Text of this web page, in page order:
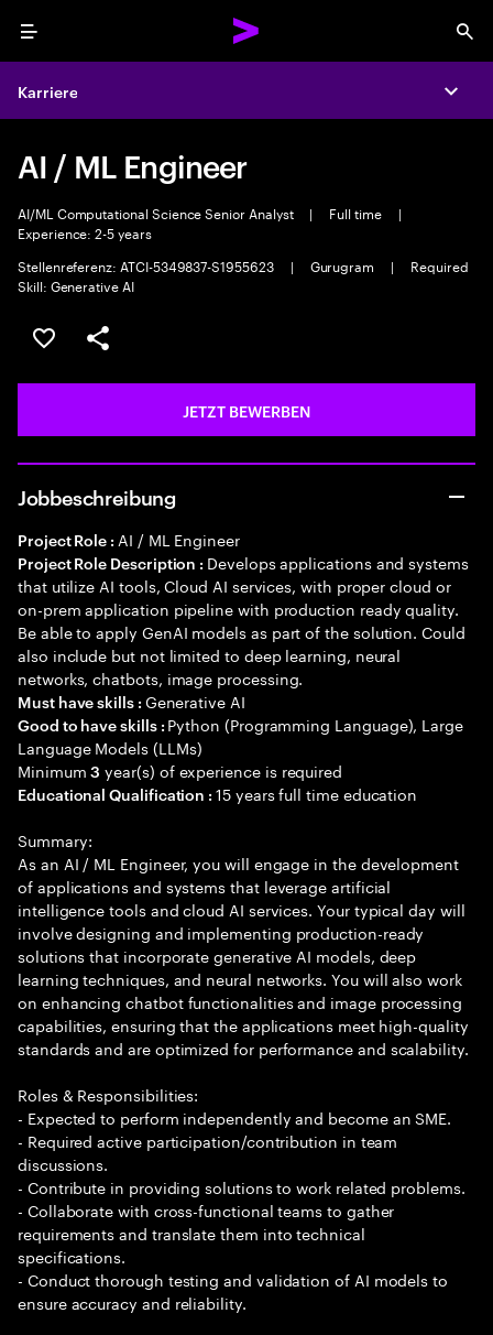
Menu
Karriere
AI / ML Engineer
AI/ML Computational Science Senior Analyst | Full time
|
Experience: 2-5 years
Stellenreferenz: ATCI-5349837-S1955623
| Gurugram |
Required
Skill: Generative AI
JOB SPEICHERN
Teilen
JETZT BEWERBEN
Jobbeschreibung
Project Role : AI / ML Engineer
Project Role Description : Develops applications and systems
that utilize AI tools, Cloud AI services, with proper cloud or
on-prem application pipeline with production ready quality.
Be able to apply GenAI models as part of the solution. Could
also include but not limited to deep learning, neural
networks, chatbots, image processing.
Must have skills : Generative AI
Good to have skills : Python (Programming Language), Large
Language Models (LLMs)
Minimum3 year(s) of experience is required
Educational Qualification :15 years full time education
Summary:
As an AI / ML Engineer, you will engage in the development
of applications and systems that leverage artificial
intelligence tools and cloud AI services. Your typical day will
involve designing and implementing production-ready
solutions that incorporate generative AI models, deep
learning techniques, and neural networks. You will also work
on enhancing chatbot functionalities and image processing
capabilities, ensuring that the applications meet high-quality
standards and are optimized for performance and scalability.
Roles & Responsibilities:
- Expected to perform independently and become an SME.
- Required active participation/contribution in team
discussions.
- Contribute in providing solutions to work related problems.
- Collaborate with cross-functional teams to gather
requirements and translate them into technical
specifications.
- Conduct thorough testing and validation of AI models to
ensure accuracy and reliability.